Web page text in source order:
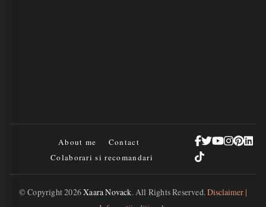
About me
Contact
Colaborari si recomandari
© Copyright 2026Xaara Novack. All Rights Reserved.Disclaimer |